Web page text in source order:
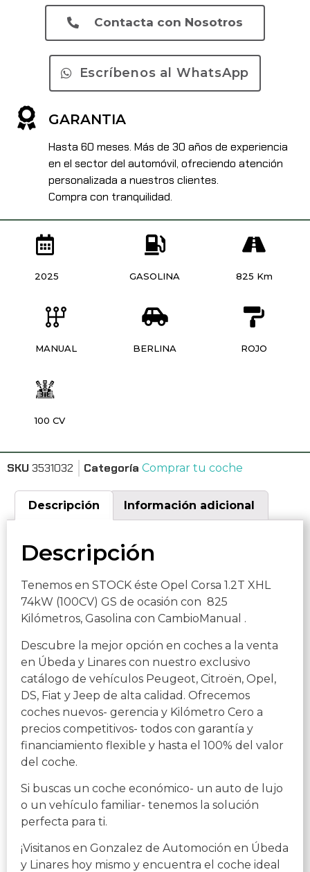
Contacta con Nosotros
Escríbenos al WhatsApp
GARANTIA
Hasta 60 meses. Más de 30 años de experiencia
en el sector del automóvil, ofreciendo atención
personalizada a nuestros clientes.
Compra con tranquilidad.
2025 GASOLINA 825 Km
MANUAL BERLINA ROJO
100 CV
SKU 3531032 Categoría Comprar tu coche
Descripción Información adicional
Descripción
Tenemos en STOCK éste Opel Corsa 1.2T XHL
74kW (100CV) GS de ocasión con 825
Kilómetros, Gasolina con CambioManual .
Descubre la mejor opción en coches a la venta
en Úbeda y Linares con nuestro exclusivo
catálogo de vehículos Peugeot, Citroën, Opel,
DS, Fiat y Jeep de alta calidad. Ofrecemos
coches nuevos- gerencia y Kilómetro Cero a
precios competitivos- todos con garantía y
financiamiento flexible y hasta el 100% del valor
del coche.
Si buscas un coche económico- un auto de lujo
o un vehículo familiar- tenemos la solución
perfecta para ti.
¡Visitanos en Gonzalez de Automoción en Úbeda
y Linares hoy mismo y encuentra el coche ideal